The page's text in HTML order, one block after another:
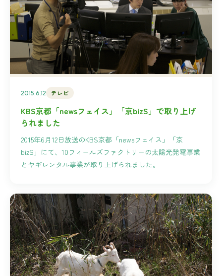
2015.6.12 テレビ
KBS京都「newsフェイス」「京bizS」で取り上げ
られました
2015年6月12日放送のKBS京都「newsフェイス」「京
bizS」にて、10フィールズファクトリーの太陽光発電事業
とヤギレンタル事業が取り上げられました。